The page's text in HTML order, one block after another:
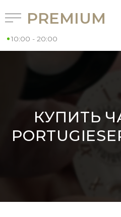
PREMIUM
10:00 - 20:00
КУПИТЬ